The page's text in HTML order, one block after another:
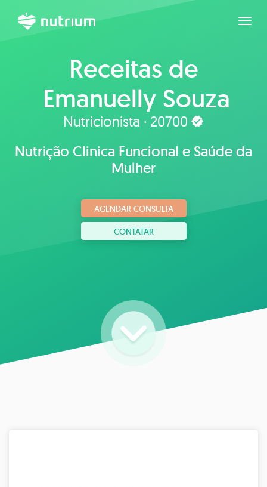
Receitas de
Emanuelly Souza
Nutricionista · 20700
Nutrição Clinica Funcional e Saúde da
Mulher
AGENDAR CONSULTA
CONTATAR